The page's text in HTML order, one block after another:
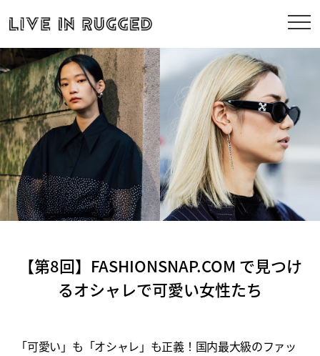
【第8回】FASHIONSNAP.COM で見つけ
るオシャレで可愛い女性たち
「可愛い」も「オシャレ」も正義！国内最大級のファッ